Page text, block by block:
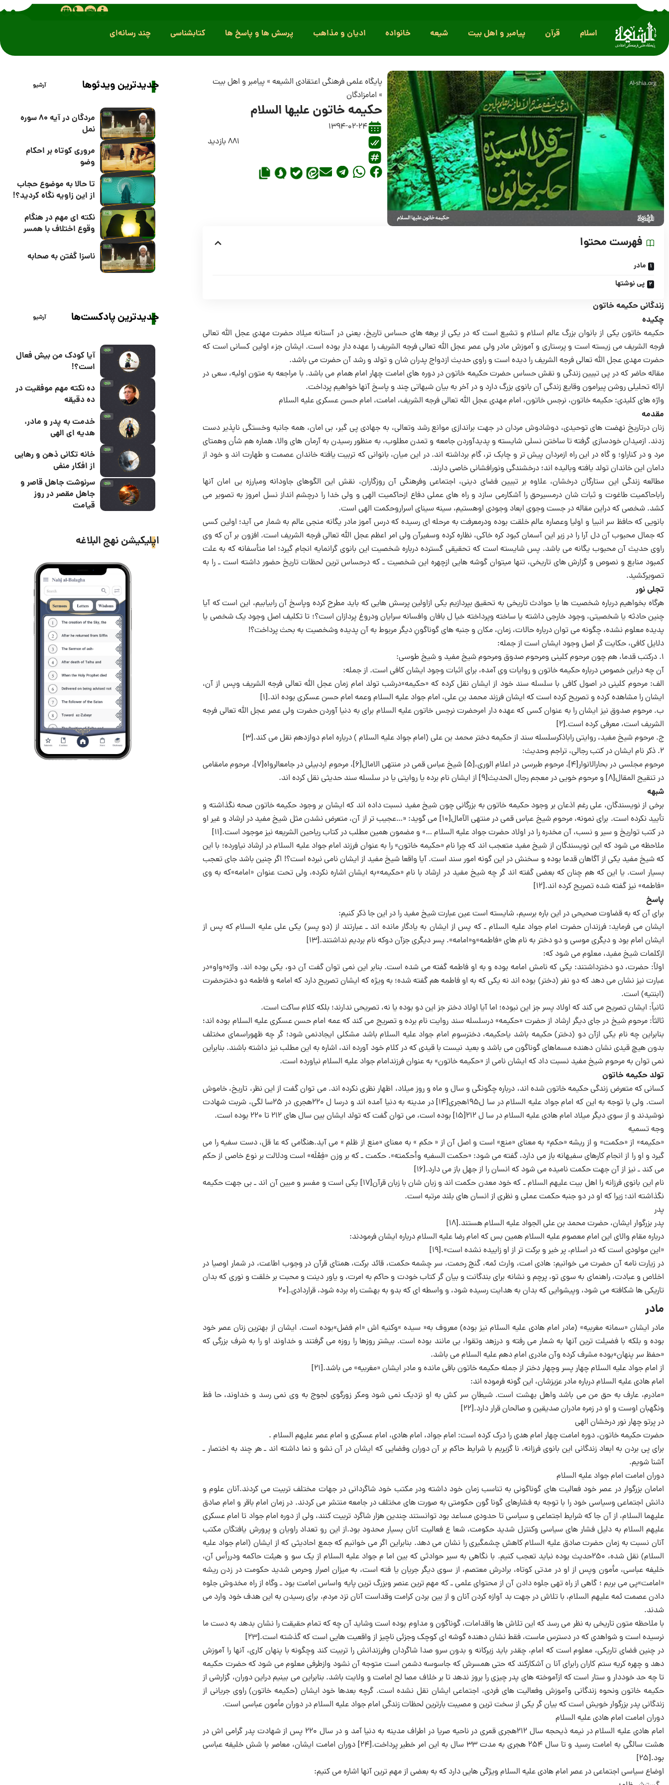
اسلام قرآن پیامبر و اهل بیت شیعه خانواده ادیان و مذاهب پرسش ها و پاسخ ها کتابشناسی چند رسانه‌ای
پایگاه علمی فرهنگی اعتقادی الشیعه »پیامبر و اهل بیت
» امامزادگان
حکیمه خاتون علیها السلام
1394-02-24
881 بازدید
فهرست محتوا
مادر
پی نوشتها
زندگانی حکیمه خاتون
چکیده
حکیمه خاتون یکی از بانوان بزرگ عالم اسلام و تشیع است که در یکی از برهه های حساس تاریخ، یعنی در آستانه میلاد حضرت مهدی عجل الله تعالی
فرجه الشریف می زیسته است و پرستاری و آموزش مادر ولی عصر عجل الله تعالی فرجه الشریف را عهده دار بوده است. ایشان جزء اولین کسانی است که
حضرت مهدی عجل الله تعالی فرجه الشریف را دیده است و راوی حدیث ازدواج پدران شان و تولد و رشد آن حضرت می باشد.
مقاله حاضر که در پی تبیین زندگی و نقش حساس حضرت حکیمه خاتون در دوره های امامت چهار امام همام می باشد. با مراجعه به متون اولیه، سعی در
ارائه تحلیلی روشن پیرامون وقایع زندگی آن بانوی بزرگ دارد و در آخر به بیان شبهاتی چند و پاسخ آنها خواهیم پرداخت.
واژه های کلیدی: حکیمه خاتون، نرجس خاتون، امام مهدی عجل الله تعالی فرجه الشریف، امامت، امام حسن عسکری علیه السلام
مقدمه
زنان درتاریخ نهضت های توحیدی، دوشادوش مردان در جهت براندازی موانع رشد وتعالی، به جهادی پی گیر، بی امان، همه جانبه وخستگی ناپذیر دست
زدند. ازمیدان خودسازی گرفته تا ساختن نسلی شایسته و پدیدآوردن جامعه و تمدن مطلوب، به منظور رسیدن به آرمان های والا، هماره هم شأن وهمتای
مرد و در کناراو؛ و گاه در این راه ازمردان پیش تر و چابک تر، گام برداشته اند. در این میان، بانوانی که تربیت یافته خاندان عصمت و طهارت اند و خود از
دامان این خاندان تولد یافته وبالیده اند؛ درخشندگی ونورافشانی خاصی دارند.
مطالعه زندگی این ستارگان درخشان، علاوه بر تبیین فضای دینی، اجتماعی وفرهنگی آن روزگاران، نقش این الگوهای جاودانه ومبارزه بی امان آنها
راباحاکمیت طاغوت و ثبات شان درمسیرحق را آشکارمی سازد و راه های عملی دفاع ازحاکمیت الهی و ولی خدا را درچشم انداز نسل امروز به تصویر می
کشد. شخصی که دراین مقاله در جست وجوی ابعاد وجودی اوهستیم، سینه سینای اسراروحکمت الهی است.
بانویی که حافظ سر انبیا و اولیا وعصاره عالم خلقت بوده ودرمعرفت به مرحله ای رسیده که درس آموز مادر یگانه منجی عالم به شمار می آید؛ اولین کسی
که جمال محبوب آن دل آرا را در زیر این آسمان کبود کره خاکی، نظاره کرده وسفیرآن ولی امر اعظم عجل الله تعالی فرجه الشریف است. افزون بر آن که وی
راوی حدیث آن محبوب یگانه می باشد. پس شایسته است که تحقیقی گسترده درباره شخصیت این بانوی گرانمایه انجام گیرد؛ اما متأسفانه که به علت
کمبود منابع و نصوص و گزارش های تاریخی، تنها می­توان گوشه هایی ازچهره این شخصیت ـ که درحساس ترین لحظات تاریخ حضور داشته است ـ را به
تصویرکشید.
تجلی نور
هرگاه بخواهیم درباره شخصیت ها یا حوادث تاریخی به تحقیق بپردازیم یکی ازاولین پرسش هایی که باید مطرح کرده وپاسخ آن رابیابیم، این است که آیا
چنین حادثه یا شخصیتی، وجود خارجی داشته یا ساخته وپرداخته خیا ل بافان وافسانه سرایان ودروغ پردازان است؟؛ تا تکلیف اصل وجود یک شخصی یا
پدیده معلوم نشده، چگونه می توان درباره حالات، زمان، مکان و جنبه های گوناگونِ دیگر مربوط به آن پدیده وشخصیت به بحث پرداخت؟!
دلایل کافی، حکایت گر اصل وجود ایشان است از جمله:
۱. درکتب قدما، هم چون مرحوم کلینی ومرحوم صدوق ومرحوم شیخ مفید و شیخ طوسی:
آن چه دراین خصوص درباره حکیمه خاتون و روایات وی آمده، برای اثبات وجود ایشان کافی است. از جمله:
الف: مرحوم کلینی در اصول کافی با سلسله سند خود از ایشان نقل کرده که «حکیمه»درشب تولد امام زمان عجل الله تعالی فرجه الشریف وپس از آن،
ایشان را مشاهده کرده و تصریح کرده است که ایشان فرزند محمد بن علی، امام جواد علیه السلام وعمه امام حسن عسکری بوده اند.[۱]
ب. مرحوم صدوق نیز ایشان را به عنوان کسی که عهده دار امرحضرت نرجس خاتون علیه السلام برای به دنیا آوردن حضرت ولی عصر عجل الله تعالی فرجه
الشریف است، معرفی کرده است.[۲]
ج. مرحوم شیخ مفید، روایتی راباذکرسلسله سند از حکیمه دختر محمد بن علی (امام جواد علیه السلام ) درباره امام دوازدهم نقل می کند.[۳]
۲. ذکر نام ایشان در کتب رجالی، تراجم وحدیث:
مرحوم مجلسی در بحارالانوار[۴]، مرحوم طبرسی در اعلام الوری،[۵] شیخ عباس قمی در منتهی الامال[۶]، مرحوم اردبیلی در جامع­الرواه[۷]، مرحوم مامقامی
در تنقیح المقال[۸] و مرحوم خویی در معجم رجال الحدیث[۹] از ایشان نام برده یا روایتی یا در سلسله سند حدیثی نقل کرده اند.
شبهه
برخی از نویسندگان، علی رغم اذعان بر وجود حکیمه خاتون به بزرگانی چون شیخ مفید نسبت داده اند که ایشان بر وجود حکیمه خاتون صحه نگذاشته و
تأیید نکرده است. برای نمونه، مرحوم شیخ عباس قمی در منتهی الآمال[۱۰] می گوید: «…عجیب تر از آن، متعرض نشدن مثل شیخ مفید در ارشاد و غیر او
در کتب تواریخ و سیر و نسب، آن مخدره را در اولاد حضرت جواد علیه السلام …» و مضمون همین مطلب در کتاب ریاحین الشریعه نیز موجود است.[۱۱]
ملاحظه می شود که این نویسندگان از شیخ مفید متعجب اند که چرا نام «حکیمه خاتون» را به عنوان فرزند امام جواد علیه السلام در ارشاد نیاورده؛ با این
که شیخ مفید یکی از آگاهان قدما بوده و سخنش در این گونه امور سند است. آیا واقعا شیخ مفید از ایشان نامی نبرده است؟! اگر چنین باشد جای تعجب
بسیار است. یا این که هم چنان که بعضی گفته اند گر چه شیخ مفید در ارشاد با نام «حکیمه»به ایشان اشاره نکرده، ولی تحت عنوان «امامه»که به وی
«فاطمه» نیز گفته شده تصریح کرده اند.[۱۲]
پاسخ
برای آن که به قضاوت صحیحی در این باره برسیم، شایسته است عین عبارت شیخ مفید را در این جا ذکر کنیم:
ایشان می فرماید: فرزندان حضرت امام جواد علیه السلام ـ که پس از ایشان به یادگار مانده اند ـ عبارتند از (دو پسر) یکی علی علیه السلام که پس از
ایشان امام بود و دیگری موسی و دو دختر به نام های «فاطمه»و«امامه». پسر دیگری جزآن دوکه نام بردیم نداشتند.[۱۳]
ازکلمات شیخ مفید، معلوم می شود که:
اولاً: حضرت، دو دخترداشتند: یکی که نامش امامه بوده و به او فاطمه گفته می شده است. بنابر این نمی توان گفت آن دو، یکی بوده اند. واژه«واو»در
عبارت نیز نشان می دهد که دو نفر (دختر) بوده اند نه یکی که به او فاطمه هم گفته شده؛ به ویژه که ایشان تصریح دارد که امامه و فاطمه دو دخترحضرت
(ابنتیه) است.
ثانیاً: ایشان تصریح می کند که اولاد پسر جز این نبوده؛ اما آیا اولاد دختر جز این دو بوده یا نه، تصریحی ندارند؛ بلکه کلام ساکت است.
ثالثاً: مرحوم شیخ در جای دیگر ارشاد از حضرت «حکیمه» درسلسله سند روایت نام برده و تصریح می کند که عمه امام حسن عسکری علیه السلام بوده اند؛
بنابراین چه نام یکی ازآن دو (دختر) حکیمه باشد یاحکیمه، دخترسوم امام جواد علیه السلام باشد مشکلی ایجادنمی شود؛ گر چه ظهوراسمای مختلف
بدون هیچ قیدی نشان دهنده مسماهای گوناگون می باشد و بعید نیست با قیدی که در کلام خود آورده اند، اشاره به این مطلب نیز داشته باشند. بنابراین
نمی توان به مرحوم شیخ مفید نسبت داد که ایشان نامی از «حکیمه خاتون» به عنوان فرزندامام جواد علیه السلام نیاورده است.
تولد حکیمه خاتون
کسانی که متعرض زندگی حکیمه خاتون شده اند، درباره چگونگی و سال و ماه و روز میلاد، اظهار نظری نکرده اند. می توان گفت از این نظر، تاریخ، خاموش
است. ولی با توجه به این که امام جواد علیه السلام در سا ل۱۹۵هجری[۱۴] در مدینه به دنیا آمده اند و درسا ل ۲۲۰هجری در ۲۵سا لگی، شربت شهادت
نوشیدند و از سوی دیگر میلاد امام هادی علیه السلام در سا ل ۲۱۲[۱۵] بوده است، می توان گفت که تولد ایشان بین سال های ۲۱۲ تا ۲۲۰ بوده است.
وجه تسمیه
«حکیمه» از «حکمت» و از ریشه «حکم» به معنای «منع» است و اصل آن از « حکم » به معنای «منع از ظلم » می آید.هنگامی که عا قل، دست سفیه را می
گیرد و او را از انجام کارهای سفیهانه باز می دارد، گفته می شود: «حکمت السفیه وأحکمته». حکمت ـ که بر وزن «فِعْلَه» است ودلالت بر نوع خاصی از حکم
می کند ـ نیز از آن جهت حکمت نامیده می شود که انسان را از جهل باز می دارد.[۱۶]
نام این بانوی فرزانه را اهل بیت علیهم السلام ـ که خود معدن حکمت اند و زبان شان با زبان قرآن[۱۷] یکی است و مفسر و مبین آن اند ـ بی جهت حکیمه
نگذاشته اند؛ زیرا که او در دو جنبه حکمت عملی و نظری از انسان های بلند مرتبه است.
پدر
پدر بزرگوار ایشان، حضرت محمد بن علی الجواد علیه السلام هستند.[۱۸]
درباره مقام والای این امام معصوم علیه السلام همین بس که امام رضا علیه السلام درباره ایشان فرمودند:
«این مولودی است که در اسلام، پر خیر و برکت تر از او زاییده نشده است».[۱۹]
در زیارت نامه آن حضرت می خوانیم: هادی امت، وارث ئمه، گنج رحمت، سر چشمه حکمت، قائد برکت، همتای قرآن در وجوب اطاعت، در شمار اوصیا در
اخلاص و عبادت، راهنمای به سوی تو، پرچم و نشانه برای بندگانت و بیان گر کتاب خودت و حاکم به امرت، و یاور دینت و محبت بر خلقت و نوری که بدان
تاریکی ها شکافته می شود، وپیشوایی که بدان به هدایت رسیده شود، و واسطه ای که بدو به بهشت راه برده شود، قراردادی.[۲۰
مادر
مادر ایشان «سمانه مغربیه» (مادر امام هادی علیه السلام نیز بوده) معروف به« سیده »وکنیه اش «ام فضل»بوده است. ایشان از بهترین زنان عصر خود
بوده و بلکه با فضیلت ترین آنها به شمار می رفته و درزهد وتقوا، بی مانند بوده است. بیشتر روزها را روزه می گرفتند و خداوند او را به شرف بزرگی که
«حفظ سر پنهان»بوده مشرف کرده وآن مادری امام دهم علیه السلام می باشد.
از امام جواد علیه السلام چهار پسر وچهار دختر از جمله حکیمه خاتون باقی مانده و مادر ایشان «مغربیه» می باشد.[۲۱]
امام هادی علیه السلام درباره مادر عزیزشان، این گونه فرموده اند:
«مادرم، عارف به حق من می باشد واهل بهشت است. شیطانِ سر کش به او نزدیک نمی شود ومکر زورگوی لجوج به وی نمی رسد و خداوند، حا فظ
ونگهبان اوست و او در زمره مادران صدیقین و صالحان قرار دارد.[۲۲]
در پرتو چهار نور درخشان الهی
حضرت حکیمه خاتون، دوره امامت چهار امام هدی را درک کرده است: امام جواد، امام هادی، امام عسکری و امام عصر علیهم السلام .
برای پی بردن به ابعاد زندگانی این بانوی فرزانه، نا گزیریم با شرایط حاکم بر آن دوران وفضایی که ایشان در آن نشو و نما داشته اند ـ هر چند به اختصار ـ
آشنا شویم.
دوران امامت امام جواد علیه السلام
امامان بزرگوار در عصر خود فعالیت های گوناگونی به تناسب زمان خود داشته ودر مکتب خود شاگردانی در جهات مختلف تربیت می کردند.آنان علوم و
دانش اجتماعی وسیاسی خود را با توجه به فشارهای گونا گون حکومتی به صورت های مختلف در جامعه منتشر می کردند. در زمان امام باقر و امام صادق
علیهما السلام، از آن جا که شرایط اجتماعی و سیاسی تا حدودی مساعد بود توانستند چندین هزار شاگرد تربیت کنند، ولی از دوره امام جواد تا امام عسکری
علیهم السلام به دلیل فشار های سیاسی وکنترل شدید حکومت، شعا ع فعالیت آنان بسیار محدود بود.از این رو تعداد راویان و پرورش یافتگان مکتب
آنان نسبت به زمان حضرت صادق علیه السلام کاهش چشمگیری را نشان می دهد. بنابراین اگر می خوانیم که جمع احادیثی که از ایشان (امام جواد علیه
السلام) نقل شده، ۲۵۰حدیث بوده نباید تعجب کنیم. با نگاهی به سیر حوادثی که بین اما م جواد علیه السلام از یک سو و هیئت حاکمه ودررأس آن،
خلیفه عباسی، مأمون وپس از او در مدتی کوتاه، برادرش معتصم، از سوی دیگر جریان یا فته است، به میزان اصرار وحرص شدید حکومت در زدن ریشه
«امامت»پی می بریم ؛ گاهی از راه تهی جلوه دادن آن از محتوای علمی ـ که مهم ترین عنصر وبزرگ ترین پایه واساس امامت بود ـ وگاه از راه مخدوش جلوه
دادن عصمت ئمه علیهم السلام، با تلاش در جهت بد آوازه کردن آنان و از بین بردن کرامت وقداست آنان نزد مردم، برای رسیدن به این هدف خود وارد می
شدند.
با ملاحظه متون تاریخی به نظر می رسد که این تلاش ها واقدامات، گوناگون و مداوم بوده است وشاید آن چه که تمام حقیقت را نشان بدهد به دست ما
نرسیده است و شواهدی که در دسترس ماست، فقط نشان دهنده گوشه ای کوچک وجزئی ناچیز از واقعیت هایی است که گذشته است.[۲۳]
در چنین فضای تاریکی، معلوم است که امام، چقدر باید زیرکانه و بدون سرو صدا شاگردان وفرزندانش را تربیت کند وچگونه با پنهان کاری، آنها را آموزش
دهد و چهره کریه ستم کاران رابرای آنا ن آشکارکند که حتی همسرش که جاسوسه دشمن است متوجه آن نشود وازطرفی معلوم می شود که حضرت حکیمه
تا چه حد خوددار و ستار است که ازآموخته های پدر چیزی را بروز ندهد تا بر خلاف مصا لح امامت و ولایت باشد. بنابراین می بینیم دراین دوران، گزارشی از
حکیمه خاتون ونحوه زندگانی وآموزش وفعالیت های فردی، اجتماعی ایشان نقل نشده است. گرچه بعدها خود ایشان (حکیمه خاتون) راوی جریانی از
زندگانی پدر بزرگوار خویش است که بیان گر یکی از سخت ترین و مصیبت بارترین لحظات زندگی امام جواد علیه السلام در دوران مأمون عباسی است.
دوران امامت امام هادی علیه السلام
امام هادی علیه السلام در نیمه ذیحجه سال ۲۱۲هجری قمری در ناحیه صریا در اطراف مدینه به دنیا آمد و در سال ۲۲۰ پس از شهادت پدر گرامی اش در
هشت سالگی به امامت رسید و تا سال ۲۵۴ هجری به مدت ۳۳ سال به این امر خطیر پرداخت.[۲۴] دوران امامت ایشان، معاصر با شش خلیفه عباسی
بود.[۲۵]
اوضاع سیاسی اجتماعی در عصر امام هادی علیه السلام ویژگی هایی دارد که به بعضی از مهم ترین آنها اشاره می کنیم:
جدیدترین ویدئوها آرشیو
مردگان در آیه 80 سوره
نمل
مروری کوتاه بر احکام
وضو
تا حالا به موضوع حجاب
از این زاویه نگاه کردید؟!
نکته ای مهم در هنگام
وقوع اختلاف با همسر
ناسزا گفتن به صحابه
جدیدترین پادکست‌ها آرشیو
آیا کودک من بیش فعال
است؟!
ده نکته مهم موفقیت در
ده دقیقه
خدمت به پدر و مادر،
هدیه ای الهی
خانه تکانی ذهن و رهایی
از افکار منفی
سرنوشت جاهل قاصر و
جاهل مقصر در روز
قیامت
اپلیکیشن نهج البلاغه